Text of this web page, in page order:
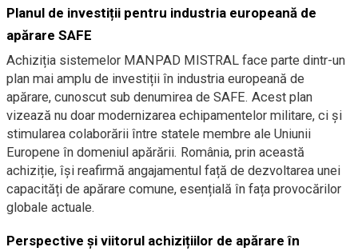
Planul de investiții pentru industria europeană de
apărare SAFE
Achiziția sistemelor MANPAD MISTRAL face parte dintr-un
plan mai amplu de investiții în industria europeană de
apărare, cunoscut sub denumirea de SAFE. Acest plan
vizează nu doar modernizarea echipamentelor militare, ci și
stimularea colaborării între statele membre ale Uniunii
Europene în domeniul apărării. România, prin această
achiziție, își reafirmă angajamentul față de dezvoltarea unei
capacități de apărare comune, esențială în fața provocărilor
globale actuale.
Perspective și viitorul achizițiilor de apărare în